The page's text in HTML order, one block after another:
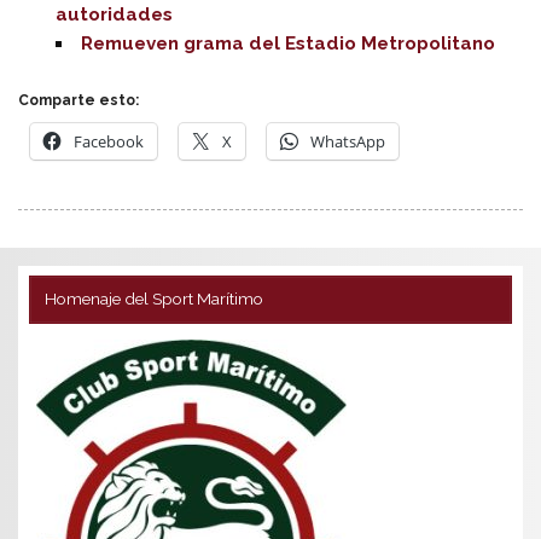
autoridades
Remueven grama del Estadio Metropolitano
Comparte esto:
Facebook X WhatsApp
Homenaje del Sport Marítimo